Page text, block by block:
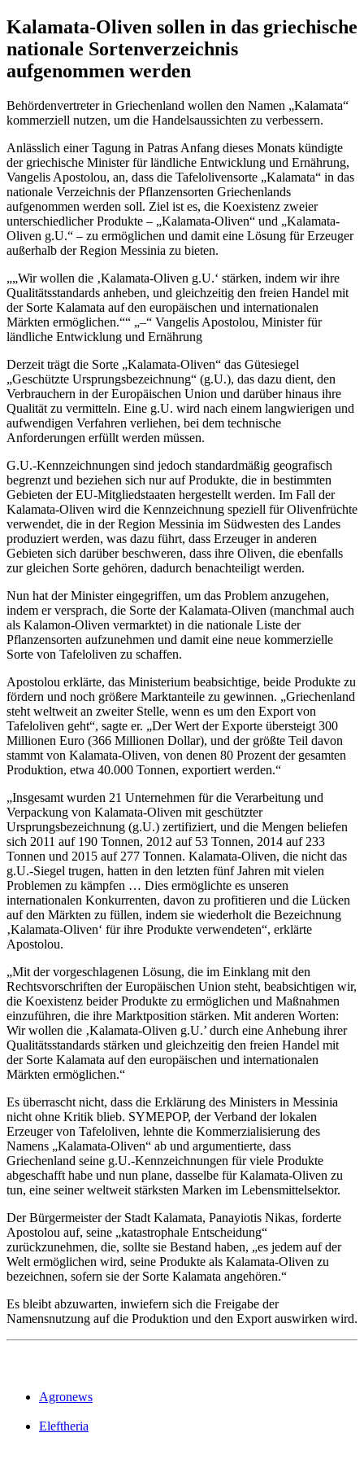
Kalamata-Oliven sollen in das griechische
nationale Sortenverzeichnis
aufgenommen werden
Behördenvertreter in Griechenland wollen den Namen „Kalamata“
kommerziell nutzen, um die Handelsaussichten zu verbessern.
Anlässlich einer Tagung in Patras Anfang dieses Monats kündigte
der griechische Minister für ländliche Entwicklung und Ernährung,
Vangelis Apostolou, an, dass die Tafelolivensorte „Kalamata“ in das
nationale Verzeichnis der Pflanzensorten Griechenlands
aufgenommen werden soll. Ziel ist es, die Koexistenz zweier
unterschiedlicher Produkte – „Kalamata-Oliven“ und „Kalamata-
Oliven g.U.“ – zu ermöglichen und damit eine Lösung für Erzeuger
außerhalb der Region Messinia zu bieten.
„Wir wollen die ‚Kalamata-Oliven g.U.‘ stärken, indem wir ihre
Qualitätsstandards anheben, und gleichzeitig den freien Handel mit
der Sorte Kalamata auf den europäischen und internationalen
Märkten ermöglichen. “ –
Vangelis Apostolou, Minister für
ländliche Entwicklung und Ernährung
Derzeit trägt die Sorte „Kalamata-Oliven“ das Gütesiegel
„Geschützte Ursprungsbezeichnung“ (g.U.), das dazu dient, den
Verbrauchern in der Europäischen Union und darüber hinaus ihre
Qualität zu vermitteln. Eine g.U. wird nach einem langwierigen und
aufwendigen Verfahren verliehen, bei dem technische
Anforderungen erfüllt werden müssen.
G.U.-Kennzeichnungen sind jedoch standardmäßig geografisch
begrenzt und beziehen sich nur auf Produkte, die in bestimmten
Gebieten der EU-Mitgliedstaaten hergestellt werden. Im Fall der
Kalamata-Oliven wird die Kennzeichnung speziell für Olivenfrüchte
verwendet, die in der Region Messinia im Südwesten des Landes
produziert werden, was dazu führt, dass Erzeuger in anderen
Gebieten sich darüber beschweren, dass ihre Oliven, die ebenfalls
zur gleichen Sorte gehören, dadurch benachteiligt werden.
Nun hat der Minister eingegriffen, um das Problem anzugehen,
indem er versprach, die Sorte der Kalamata-Oliven (manchmal auch
als Kalamon-Oliven vermarktet) in die nationale Liste der
Pflanzensorten aufzunehmen und damit eine neue kommerzielle
Sorte von Tafeloliven zu schaffen.
Apostolou erklärte, das Ministerium beabsichtige, beide Produkte zu
fördern und noch größere Marktanteile zu gewinnen. „Griechenland
steht weltweit an zweiter Stelle, wenn es um den Export von
Tafeloliven geht“, sagte er. „Der Wert der Exporte übersteigt 300
Millionen Euro (366 Millionen Dollar), und der größte Teil davon
stammt von Kalamata-Oliven, von denen 80 Prozent der gesamten
Produktion, etwa 40.000 Tonnen, exportiert werden.“
„Insgesamt wurden 21 Unternehmen für die Verarbeitung und
Verpackung von Kalamata-Oliven mit geschützter
Ursprungsbezeichnung (g.U.) zertifiziert, und die Mengen beliefen
sich 2011 auf 190 Tonnen, 2012 auf 53 Tonnen, 2014 auf 233
Tonnen und 2015 auf 277 Tonnen. Kalamata-Oliven, die nicht das
g.U.-Siegel trugen, hatten in den letzten fünf Jahren mit vielen
Problemen zu kämpfen … Dies ermöglichte es unseren
internationalen Konkurrenten, davon zu profitieren und die Lücken
auf den Märkten zu füllen, indem sie wiederholt die Bezeichnung
‚Kalamata-Oliven‘ für ihre Produkte verwendeten“, erklärte
Apostolou.
„Mit der vorgeschlagenen Lösung, die im Einklang mit den
Rechtsvorschriften der Europäischen Union steht, beabsichtigen wir,
die Koexistenz beider Produkte zu ermöglichen und Maßnahmen
einzuführen, die ihre Marktposition stärken. Mit anderen Worten:
Wir wollen die ‚Kalamata-Oliven g.U.’ durch eine Anhebung ihrer
Qualitätsstandards stärken und gleichzeitig den freien Handel mit
der Sorte Kalamata auf den europäischen und internationalen
Märkten ermöglichen.“
Es überrascht nicht, dass die Erklärung des Ministers in Messinia
nicht ohne Kritik blieb. SYMEPOP, der Verband der lokalen
Erzeuger von Tafeloliven, lehnte die Kommerzialisierung des
Namens „Kalamata-Oliven“ ab und argumentierte, dass
Griechenland seine g.U.-Kennzeichnungen für viele Produkte
abgeschafft habe und nun plane, dasselbe für Kalamata-Oliven zu
tun, eine seiner weltweit stärksten Marken im Lebensmittelsektor.
Der Bürgermeister der Stadt Kalamata, Panayiotis Nikas, forderte
Apostolou auf, seine „katastrophale Entscheidung“
zurückzunehmen, die, sollte sie Bestand haben, „es jedem auf der
Welt ermöglichen wird, seine Produkte als Kalamata-Oliven zu
bezeichnen, sofern sie der Sorte Kalamata angehören.“
Es bleibt abzuwarten, inwiefern sich die Freigabe der
Namensnutzung auf die Produktion und den Export auswirken wird.
Agronews
Eleftheria